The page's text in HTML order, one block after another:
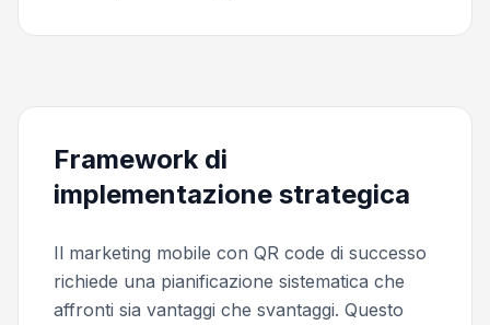
Framework di
implementazione strategica
Il marketing mobile con QR code di successo
richiede una pianificazione sistematica che
affronti sia vantaggi che svantaggi. Questo